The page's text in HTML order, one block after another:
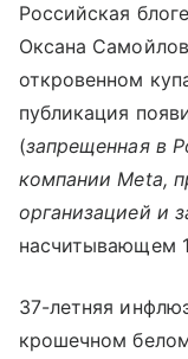
Российская
Оксана
откровенном
публикация
(запрещенная в
компании Meta,
организацией и
насчитывающем
37-летняя
крошечном